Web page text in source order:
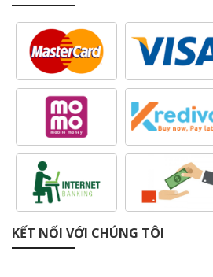
KẾT NỐI VỚI CHÚNG TÔI